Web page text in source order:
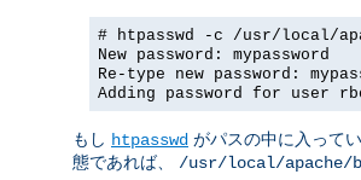
# htpasswd -c /usr/local/
New password: mypassword
Re-type new password:
Adding password for user
もし htpasswd がパスの中に入って
態であれば、 /usr/local/apache/